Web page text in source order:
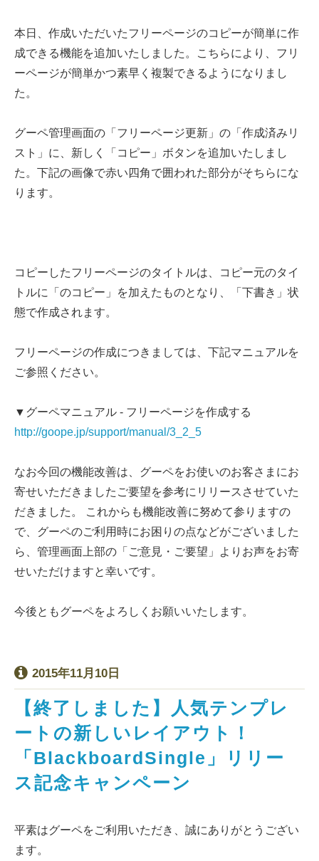
本日、作成いただいたフリーページのコピーが簡単に作
成できる機能を追加いたしました。こちらにより、フリ
ーページが簡単かつ素早く複製できるようになりまし
た。
グーペ管理画面の「フリーページ更新」の「作成済みリ
スト」に、新しく「コピー」ボタンを追加いたしまし
た。下記の画像で赤い四角で囲われた部分がそちらにな
ります。
コピーしたフリーページのタイトルは、コピー元のタイ
トルに「のコピー」を加えたものとなり、「下書き」状
態で作成されます。
フリーページの作成につきましては、下記マニュアルを
ご参照ください。
▼グーペマニュアル - フリーページを作成する
http://goope.jp/support/manual/3_2_5
なお今回の機能改善は、グーペをお使いのお客さまにお
寄せいただきましたご要望を参考にリリースさせていた
だきました。 これからも機能改善に努めて参りますの
で、グーペのご利用時にお困りの点などがございました
ら、管理画面上部の「ご意見・ご要望」よりお声をお寄
せいただけますと幸いです。
今後ともグーペをよろしくお願いいたします。
2015年11月10日
【終了しました】人気テンプレ
ートの新しいレイアウト！
「BlackboardSingle」リリー
ス記念キャンペーン
平素はグーペをご利用いただき、誠にありがとうござい
ます。